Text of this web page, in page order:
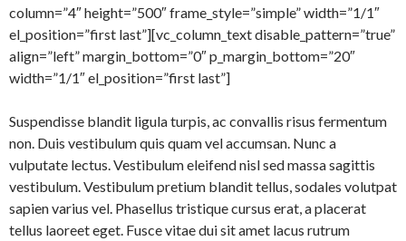
column=”4″ height=”500″ frame_style=”simple” width=”1/1″
el_position=”first last”][vc_column_text disable_pattern=”true”
align=”left” margin_bottom=”0″ p_margin_bottom=”20″
width=”1/1″ el_position=”first last”]
Suspendisse blandit ligula turpis, ac convallis risus fermentum
non. Duis vestibulum quis quam vel accumsan. Nunc a
vulputate lectus. Vestibulum eleifend nisl sed massa sagittis
vestibulum. Vestibulum pretium blandit tellus, sodales volutpat
sapien varius vel. Phasellus tristique cursus erat, a placerat
tellus laoreet eget. Fusce vitae dui sit amet lacus rutrum